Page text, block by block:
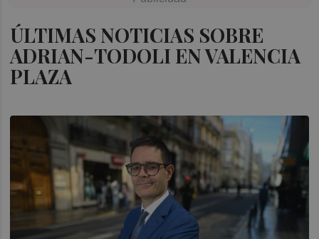
ÚLTIMAS NOTICIAS SOBRE
ADRIAN-TODOLI EN VALENCIA
PLAZA